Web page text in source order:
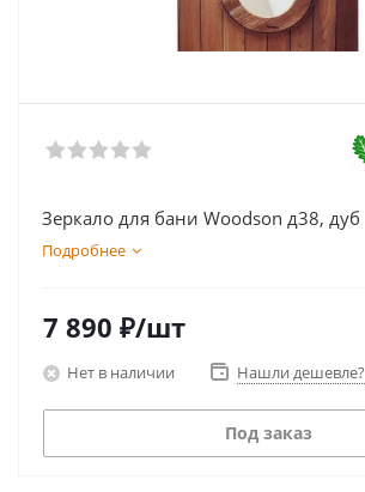
Зеркало для бани Woodson д38, дуб
Подробнее
7 890 ₽/шт
Нет в наличии Нашли дешевле?
Под заказ